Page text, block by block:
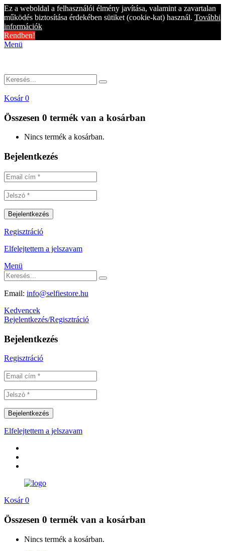
Ez a weboldal a felhasználói élmény javítása, valamint a zavartalan
működés biztosítása érdekében sütiket (cookie-kat) használ. További
információk
Rendben!
Menü
Kosár 0
Összesen 0 termék van a kosárban
Nincs termék a kosárban.
Bejelentkezés
Regisztráció
Elfelejtettem a jelszavam
Menü
Email: info@selfiestore.hu
Kedvencek
Bejelentkezés/Regisztráció
Bejelentkezés
Regisztráció
Elfelejtettem a jelszavam
Kosár 0
Összesen 0 termék van a kosárban
Nincs termék a kosárban.